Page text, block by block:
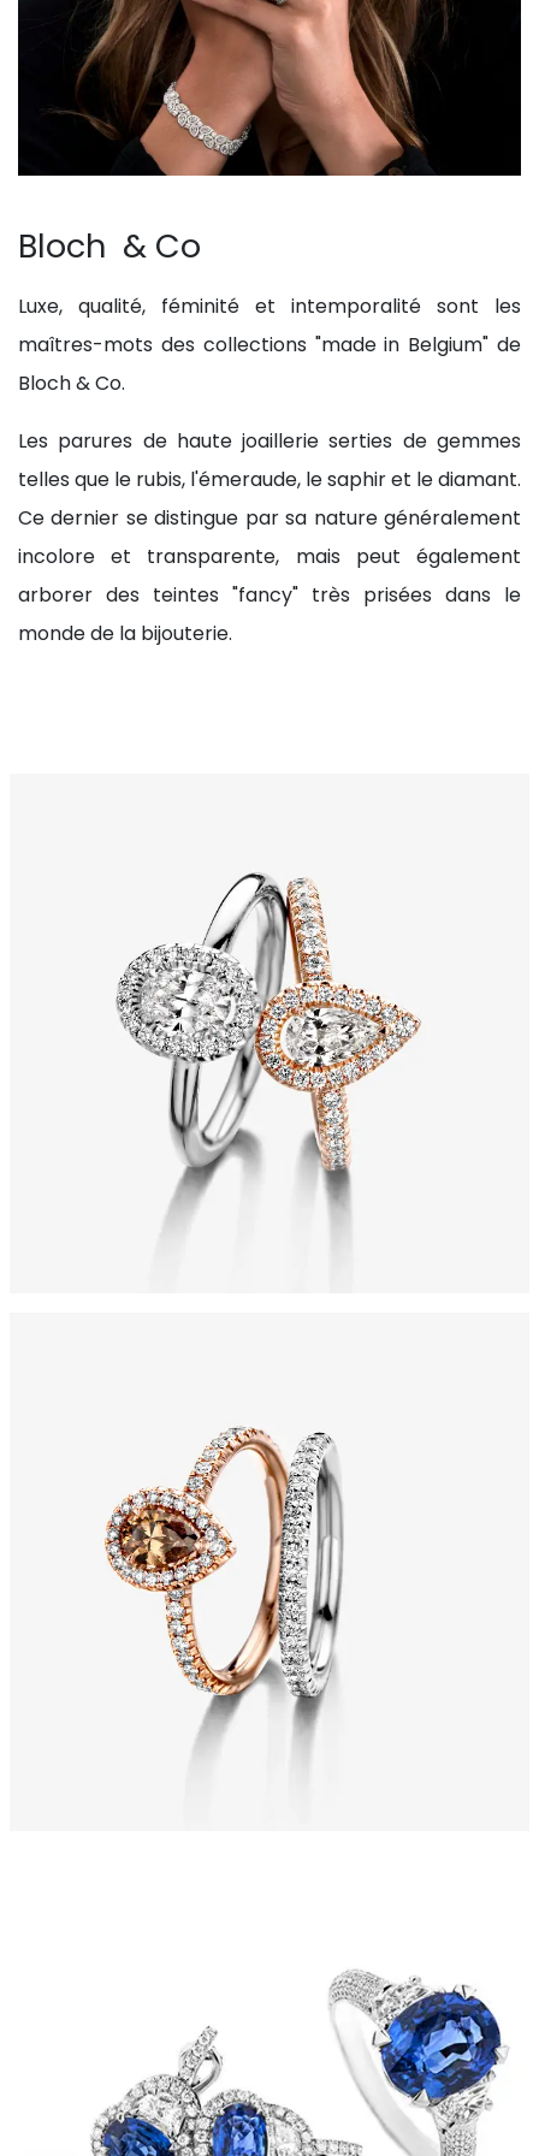
Bloch & Co
Luxe, qualité, féminité et intemporalité sont les
maîtres-mots des collections "made in Belgium" de
Bloch & Co.
Les parures de haute joaillerie serties de gemmes
telles que le rubis, l'émeraude, le saphir et le diamant.
Ce dernier se distingue par sa nature généralement
incolore et transparente, mais peut également
arborer des teintes "fancy" très prisées dans le
monde de la bijouterie.